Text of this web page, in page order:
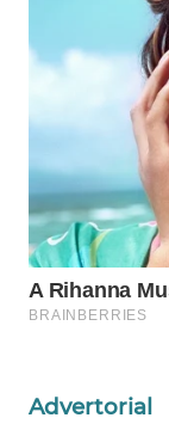
Advertorial
WAHANA
PERSONA
WAHANA
HEALTH
WAHANA